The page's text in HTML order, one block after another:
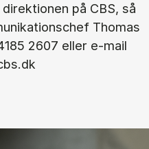
på CBS, så
Thomas
2607 eller e-mail